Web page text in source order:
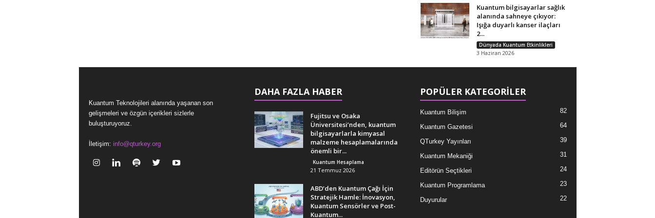
Kuantum bilgisayarlar sağlık
alanında sahneye çıkıyor:
Işığa duyarlı kanser ilaçları
2...
Dünyada Kuantum Etkinlikleri
3 Haziran 2026
Kuantum Teknolojileri alanında yaşanan son
gelişmeleri ve özgün içerikleri sizlerle
buluşturuyoruz.
İletişim: info@qturkey.org
DAHA FAZLA HABER
Fujitsu ve Osaka
Üniversitesi’nden, kuantum
bilgisayarlarla kimyasal
malzeme hesaplamalarında
önemli bir...
Kuantum Hesaplama
21 Temmuz 2026
ABD’den Kuantum Çağı İçin
Stratejik Hamle: İnovasyon,
Kuantum Sensörler ve Post-
Kuantum...
POPÜLER KATEGORİLER
Kuantum Bilişim 82
Kuantum Gazetesi 64
QTurkey Yayınları 39
Kuantum Mekaniği 31
Editörün Seçtikleri 24
Kuantum Programlama 23
Duyurular 22